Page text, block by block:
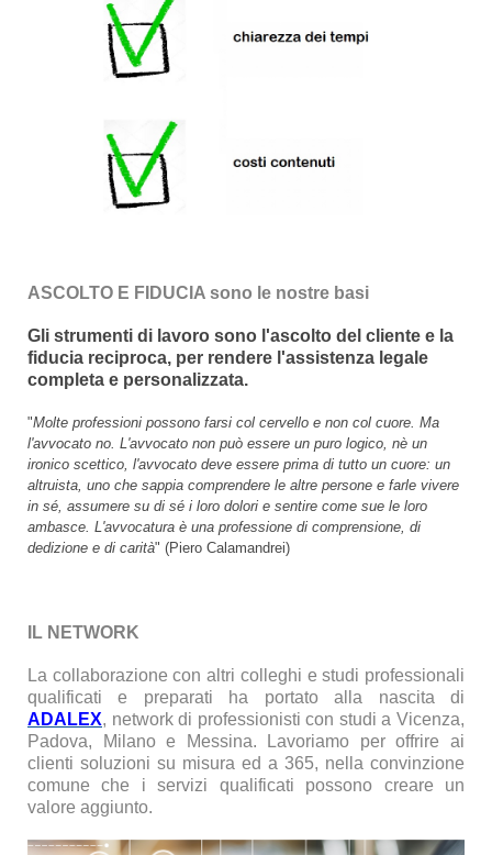
ASCOLTO E FIDUCIA sono le nostre basi
Gli strumenti di lavoro sono l'ascolto del cliente e la
fiducia reciproca, per rendere l'assistenza legale
completa e personalizzata.
"Molte professioni possono farsi col cervello e non col cuore. Ma
l'avvocato no. L'avvocato non può essere un puro logico, nè un
ironico scettico, l'avvocato deve essere prima di tutto un cuore: un
altruista, uno che sappia comprendere le altre persone e farle vivere
in sé, assumere su di sé i loro dolori e sentire come sue le loro
ambasce. L'avvocatura è una professione di comprensione, di
dedizione e di carità" (Piero Calamandrei)
IL NETWORK
La collaborazione con altri colleghi e studi professionali
qualificati e preparati ha portato alla nascita di
ADALEX, network di professionisti con studi a Vicenza,
Padova, Milano e Messina. Lavoriamo per offrire ai
clienti soluzioni su misura ed a 365, nella convinzione
comune che i servizi qualificati possono creare un
valore aggiunto.